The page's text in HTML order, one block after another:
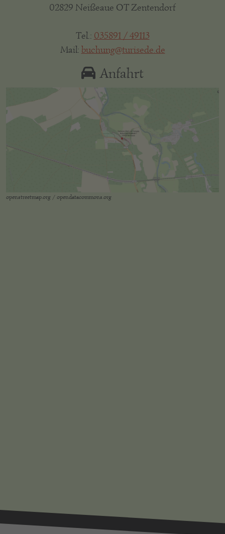
02829 Neißeaue OT Zentendorf
Tel.: 035891 / 49113
Mail: buchung@turisede.de
Anfahrt
openstreetmap.org / opendatacommons.org